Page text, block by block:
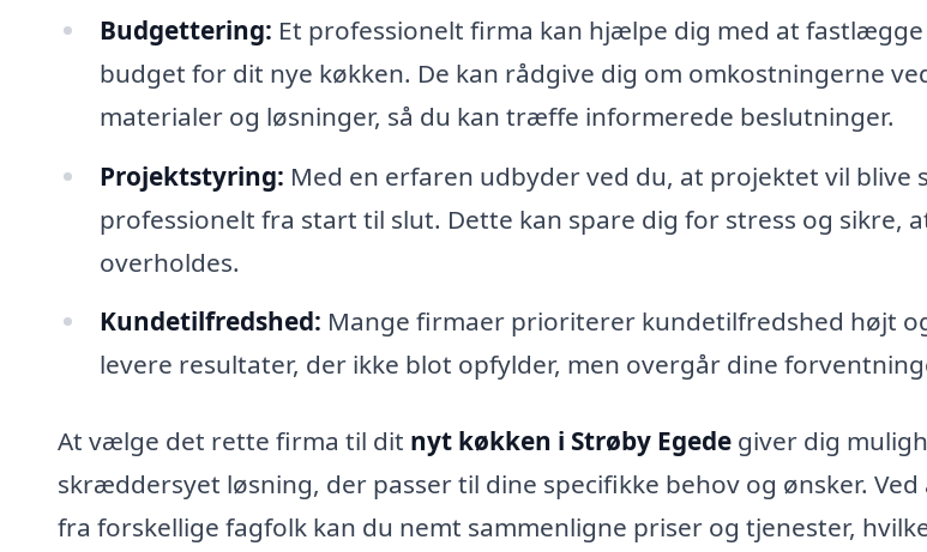
Budgettering: Et professionelt firma kan hjælpe dig med at
budget for dit nye køkken. De kan rådgive dig om omkostningerne
materialer og løsninger, så du kan træffe informerede beslutninger.
Projektstyring: Med en erfaren udbyder ved du, at projektet vil blive
professionelt fra start til slut. Dette kan spare dig for stress og sikre,
overholdes.
Kundetilfredshed: Mange firmaer prioriterer kundetilfredshed højt
levere resultater, der ikke blot opfylder, men overgår dine
At vælge det rette firma til dit nyt køkken i Strøby Egede giver dig
skræddersyet løsning, der passer til dine specifikke behov og ønsker.
fra forskellige fagfolk kan du nemt sammenligne priser og tjenester,